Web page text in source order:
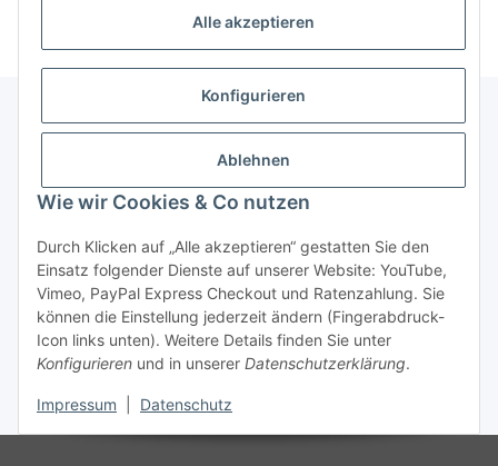
Alle akzeptieren
Konfigurieren
Ablehnen
Wie wir Cookies & Co nutzen
Durch Klicken auf „Alle akzeptieren“ gestatten Sie den
Einsatz folgender Dienste auf unserer Website: YouTube,
Vimeo, PayPal Express Checkout und Ratenzahlung. Sie
können die Einstellung jederzeit ändern (Fingerabdruck-
Icon links unten). Weitere Details finden Sie unter
Konfigurieren und in unserer Datenschutzerklärung.
Impressum Datenschutz
Gesetzliche Informationen
Vertrag widerrufen
* Alle Preise inkl. gesetzlicher USt., zzgl.